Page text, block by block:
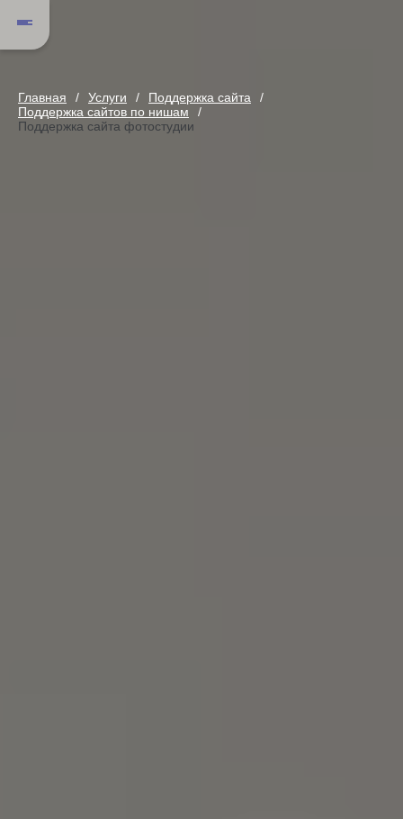
Главная Услуги
Поддержка сайта
Поддержка сайтов по нишам
Поддержка сайта фотостудии